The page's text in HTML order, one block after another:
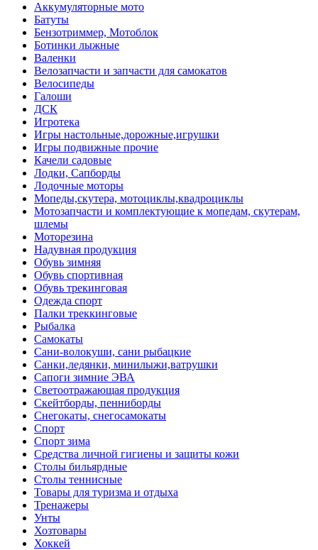
Аккумуляторные мото
Батуты
Бензотриммер, Мотоблок
Ботинки лыжные
Валенки
Велозапчасти и запчасти для самокатов
Велосипеды
Галоши
ДСК
Игротека
Игры настольные,дорожные,игрушки
Игры подвижные прочие
Качели садовые
Лодки, Сапборды
Лодочные моторы
Мопеды,скутера, мотоциклы,квадроциклы
Мотозапчасти и комплектующие к мопедам, скутерам,
шлемы
Моторезина
Надувная продукция
Обувь зимняя
Обувь спортивная
Обувь трекинговая
Одежда спорт
Палки треккинговые
Рыбалка
Самокаты
Сани-волокуши, сани рыбацкие
Санки,ледянки, минилыжи,ватрушки
Сапоги зимние ЭВА
Светоотражающая продукция
Скейтборды, пенниборды
Снегокаты, снегосамокаты
Спорт
Спорт зима
Средства личной гигиены и защиты кожи
Столы бильярдные
Столы теннисные
Товары для туризма и отдыха
Тренажеры
Унты
Хозтовары
Хоккей